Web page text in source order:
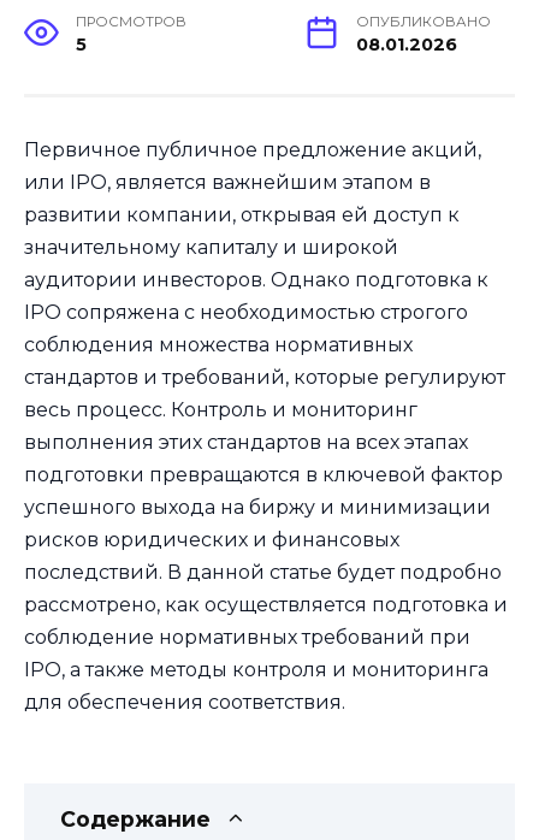
ПРОСМОТРОВ
5
ОПУБЛИКОВАНО
08.01.2026
Первичное публичное предложение акций,
или IPO, является важнейшим этапом в
развитии компании, открывая ей доступ к
значительному капиталу и широкой
аудитории инвесторов. Однако подготовка к
IPO сопряжена с необходимостью строгого
соблюдения множества нормативных
стандартов и требований, которые регулируют
весь процесс. Контроль и мониторинг
выполнения этих стандартов на всех этапах
подготовки превращаются в ключевой фактор
успешного выхода на биржу и минимизации
рисков юридических и финансовых
последствий. В данной статье будет подробно
рассмотрено, как осуществляется подготовка и
соблюдение нормативных требований при
IPO, а также методы контроля и мониторинга
для обеспечения соответствия.
Содержание